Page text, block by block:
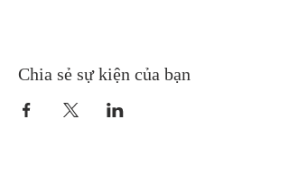
Chia sẻ sự kiện của bạn